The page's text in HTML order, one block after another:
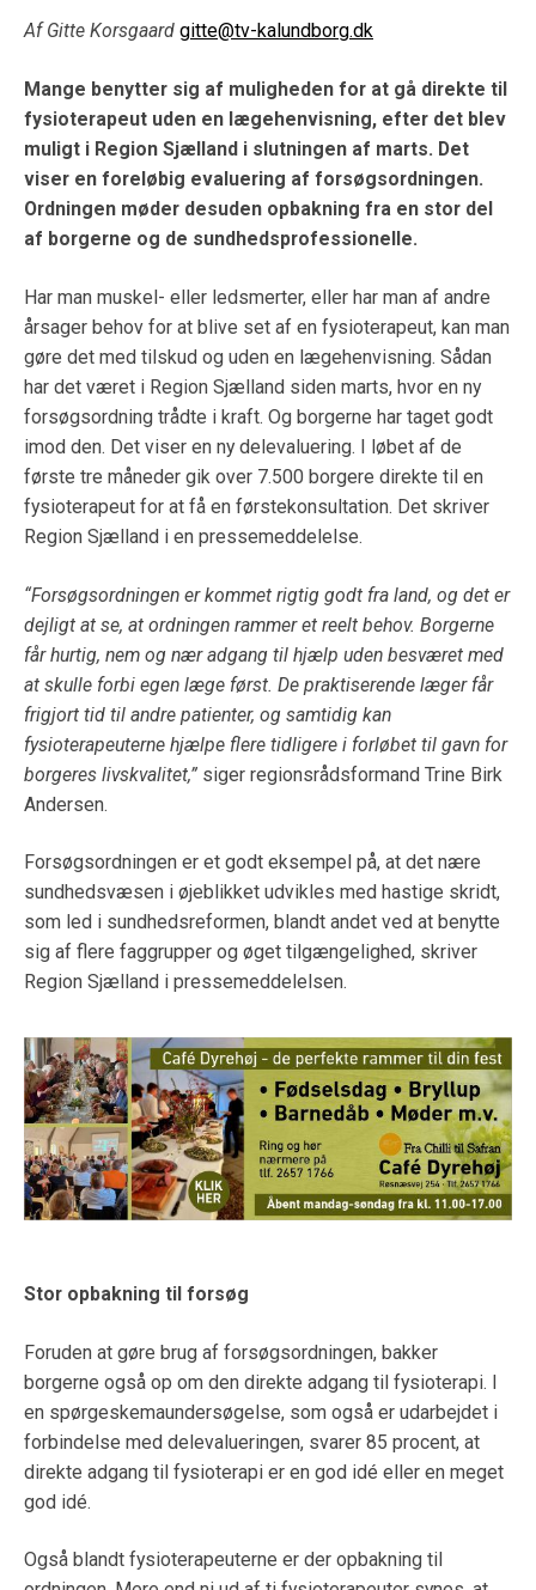
Af Gitte Korsgaard gitte@tv-kalundborg.dk
Mange benytter sig af muligheden for at gå direkte til
fysioterapeut uden en lægehenvisning, efter det blev
muligt i Region Sjælland i slutningen af marts. Det
viser en foreløbig evaluering af forsøgsordningen.
Ordningen møder desuden opbakning fra en stor del
af borgerne og de sundhedsprofessionelle.
Har man muskel- eller ledsmerter, eller har man af andre
årsager behov for at blive set af en fysioterapeut, kan man
gøre det med tilskud og uden en lægehenvisning. Sådan
har det været i Region Sjælland siden marts, hvor en ny
forsøgsordning trådte i kraft. Og borgerne har taget godt
imod den. Det viser en ny delevaluering. I løbet af de
første tre måneder gik over 7.500 borgere direkte til en
fysioterapeut for at få en førstekonsultation. Det skriver
Region Sjælland i en pressemeddelelse.
“Forsøgsordningen er kommet rigtig godt fra land, og det er
dejligt at se, at ordningen rammer et reelt behov. Borgerne
får hurtig, nem og nær adgang til hjælp uden besværet med
at skulle forbi egen læge først. De praktiserende læger får
frigjort tid til andre patienter, og samtidig kan
fysioterapeuterne hjælpe flere tidligere i forløbet til gavn for
borgeres livskvalitet,” siger regionsrådsformand Trine Birk
Andersen.
Forsøgsordningen er et godt eksempel på, at det nære
sundhedsvæsen i øjeblikket udvikles med hastige skridt,
som led i sundhedsreformen, blandt andet ved at benytte
sig af flere faggrupper og øget tilgængelighed, skriver
Region Sjælland i pressemeddelelsen.
Stor opbakning til forsøg
Foruden at gøre brug af forsøgsordningen, bakker
borgerne også op om den direkte adgang til fysioterapi. I
en spørgeskemaundersøgelse, som også er udarbejdet i
forbindelse med delevalueringen, svarer 85 procent, at
direkte adgang til fysioterapi er en god idé eller en meget
god idé.
Også blandt fysioterapeuterne er der opbakning til